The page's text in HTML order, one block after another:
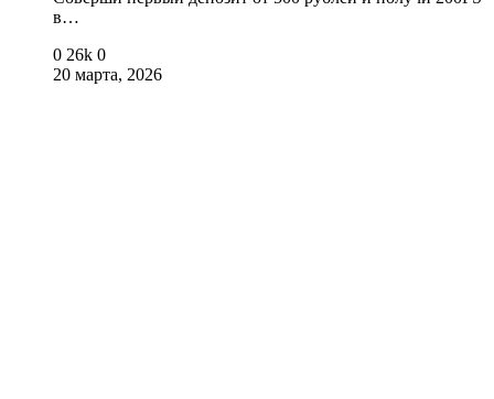
в…
0 26k 0
20 марта, 2026